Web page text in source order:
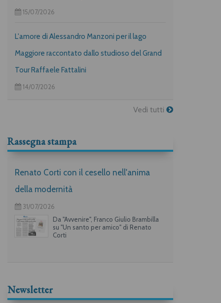
15/07/2026
L'amore di Alessandro Manzoni per il lago
Maggiore raccontato dallo studioso del Grand
Tour Raffaele Fattalini
14/07/2026
Vedi tutti
Rassegna stampa
Renato Corti con il cesello nell'anima
della modernità
31/07/2026
Da "Avvenire", Franco Giulio Brambilla
su "Un santo per amico" di Renato
Corti
Newsletter